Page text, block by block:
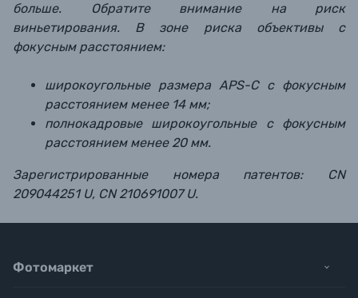
больше. Обратите внимание на риск
виньетирования. В зоне риска объективы с
фокусным расстоянием:
широкоугольные размера APS-C с фокусным
расстоянием менее 14 мм;
полнокадровые широкоугольные с фокусным
расстоянием менее 20 мм.
Зарегистрированные номера патентов: CN
209044251 U, CN 210691007 U.
Фотомаркет